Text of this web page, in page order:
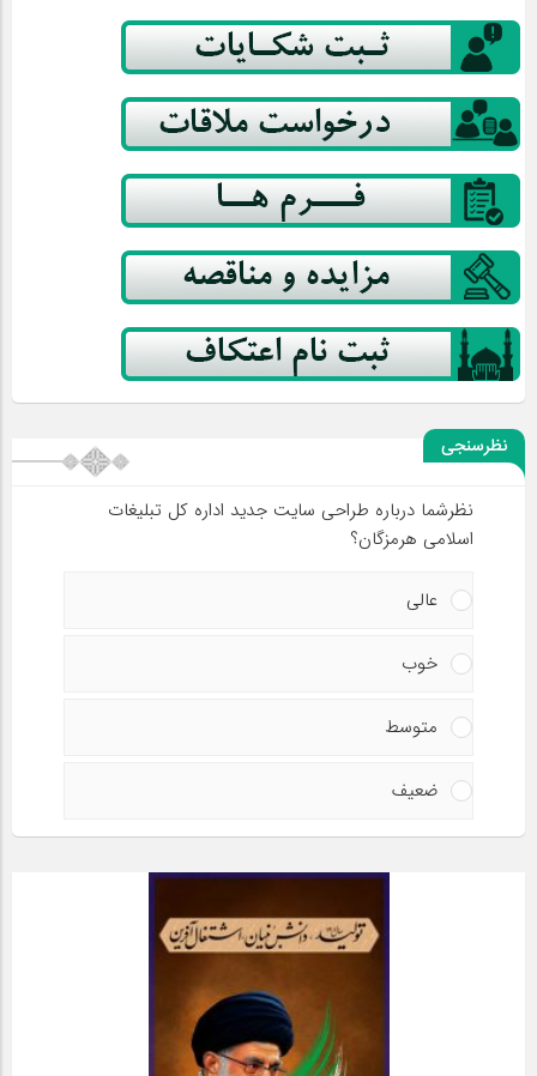
نظرسنجی
نظرشما درباره طراحی سایت جدید اداره کل تبلیغات
اسلامی هرمزگان؟
عالی
خوب
متوسط
ضعیف